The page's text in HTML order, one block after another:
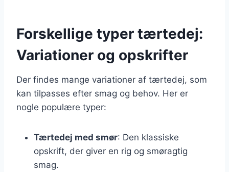
Forskellige typer tærtedej:
Variationer og opskrifter
Der findes mange variationer af tærtedej, som
kan tilpasses efter smag og behov. Her er
nogle populære typer:
Tærtedej med smør: Den klassiske
opskrift, der giver en rig og smøragtig
smag.